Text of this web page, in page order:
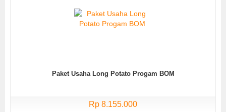
Paket Usaha Long Potato Progam BOM
Rp 8.155.000